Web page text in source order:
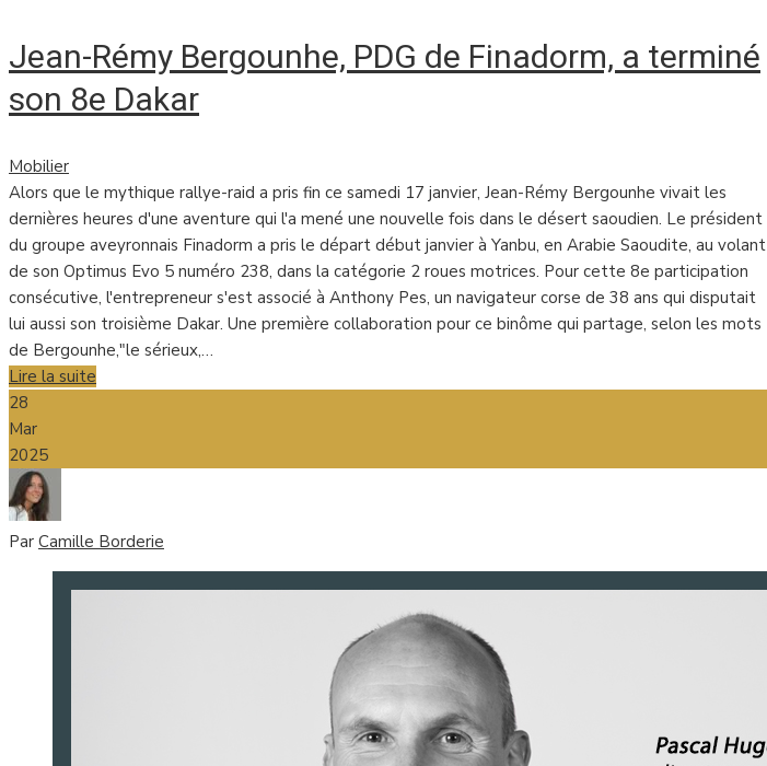
Jean-Rémy Bergounhe, PDG de Finadorm, a terminé
son 8e Dakar
Mobilier
Alors que le mythique rallye-raid a pris fin ce samedi 17 janvier, Jean-Rémy Bergounhe vivait les
dernières heures d'une aventure qui l'a mené une nouvelle fois dans le désert saoudien. Le président
du groupe aveyronnais Finadorm a pris le départ début janvier à Yanbu, en Arabie Saoudite, au volant
de son Optimus Evo 5 numéro 238, dans la catégorie 2 roues motrices. Pour cette 8e participation
consécutive, l'entrepreneur s'est associé à Anthony Pes, un navigateur corse de 38 ans qui disputait
lui aussi son troisième Dakar. Une première collaboration pour ce binôme qui partage, selon les mots
de Bergounhe,"le sérieux,…
Lire la suite
28
Mar
2025
Par Camille Borderie